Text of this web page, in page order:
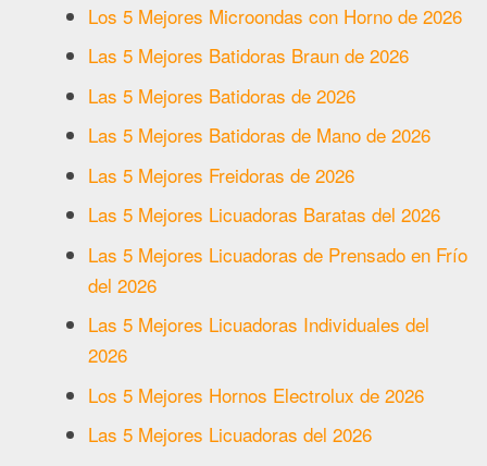
Los 5 Mejores Microondas con Horno de 2026
Las 5 Mejores Batidoras Braun de 2026
Las 5 Mejores Batidoras de 2026
Las 5 Mejores Batidoras de Mano de 2026
Las 5 Mejores Freidoras de 2026
Las 5 Mejores Licuadoras Baratas del 2026
Las 5 Mejores Licuadoras de Prensado en Frío
del 2026
Las 5 Mejores Licuadoras Individuales del
2026
Los 5 Mejores Hornos Electrolux de 2026
Las 5 Mejores Licuadoras del 2026